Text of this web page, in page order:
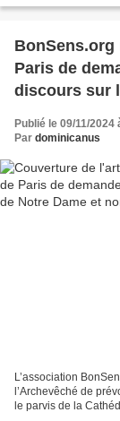
BonSens.org
Paris de
discours sur
Publié le 09/11/2024
Par dominicanus
L’association
l’Archevêché de
le parvis de la